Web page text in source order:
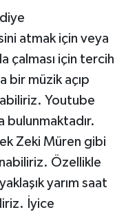
atmak için veya
çalması için tercih
bir müzik açıp
Youtube
bulunmaktadır.
Zeki Müren gibi
Özellikle
yarım saat
İyice